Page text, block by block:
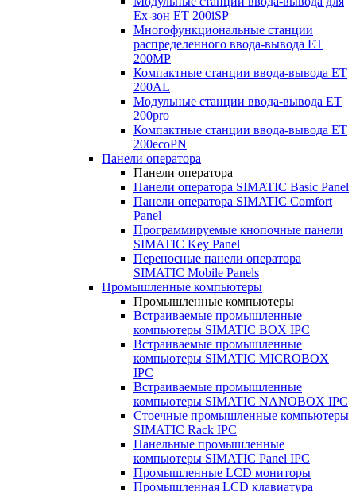
Ex-зон ET 200iSP
Многофункциональные станции
распределенного ввода-вывода ET
200MP
Компактные станции ввода-вывода ET
200AL
Модульные станции ввода-вывода ET
200pro
Компактные станции ввода-вывода ET
200ecoPN
Панели оператора
Панели оператора
Панели оператора SIMATIC Basic Panel
Панели оператора SIMATIC Comfort
Panel
Программируемые кнопочные панели
SIMATIC Key Panel
Переносные панели оператора
SIMATIC Mobile Panels
Промышленные компьютеры
Промышленные компьютеры
Встраиваемые промышленные
компьютеры SIMATIC BOX IPC
Встраиваемые промышленные
компьютеры SIMATIC MICROBOX
IPC
Встраиваемые промышленные
компьютеры SIMATIC NANOBOX IPC
Стоечные промышленные компьютеры
SIMATIC Rack IPC
Панельные промышленные
компьютеры SIMATIC Panel IPC
Промышленные LCD мониторы
Промышленная LCD клавиатура